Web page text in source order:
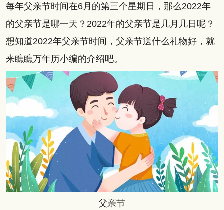
每年父亲节时间在6月的第三个星期日，那么2022年
的父亲节是哪一天？2022年的父亲节是几月几日呢？
想知道2022年父亲节时间，父亲节送什么礼物好，就
来瞧瞧万年历小编的介绍吧。
父亲节